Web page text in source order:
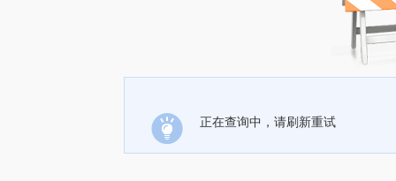
正在查询中，请刷新重试